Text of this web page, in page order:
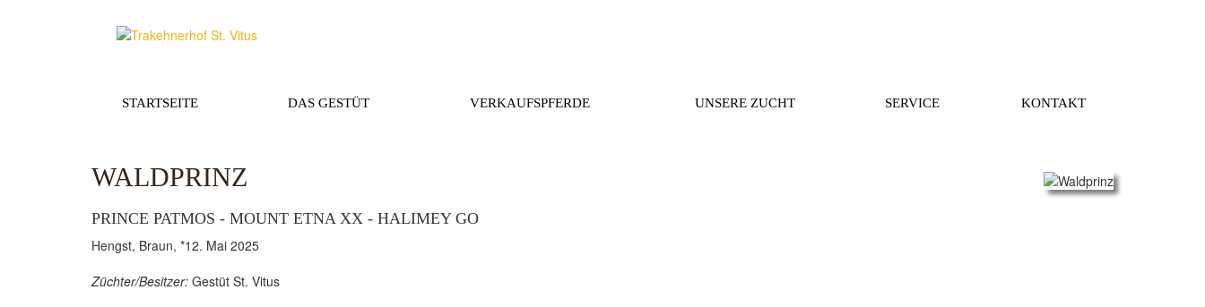
STARTSEITE DAS GESTÜT VERKAUFSPFERDE UNSERE ZUCHT SERVICE KONTAKT
WALDPRINZ
PRINCE PATMOS - MOUNT ETNA XX - HALIMEY GO
Hengst, Braun, *12. Mai 2025
Züchter/Besitzer: Gestüt St. Vitus